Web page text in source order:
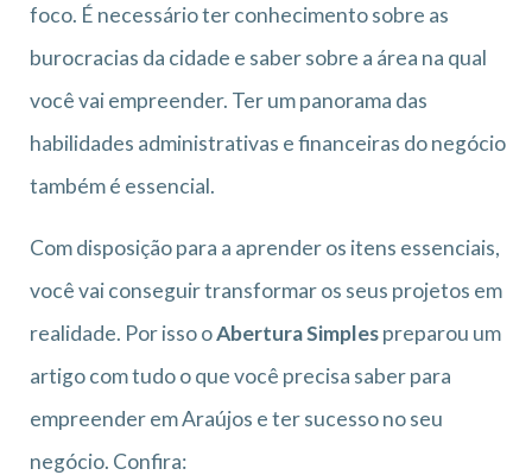
foco. É necessário ter conhecimento sobre as
burocracias da cidade e saber sobre a área na qual
você vai empreender. Ter um panorama das
habilidades administrativas e financeiras do negócio
também é essencial.
Com disposição para a aprender os itens essenciais,
você vai conseguir transformar os seus projetos em
realidade. Por isso oAbertura Simplespreparou um
artigo com tudo o que você precisa saber para
empreender em Araújos e ter sucesso no seu
negócio. Confira: